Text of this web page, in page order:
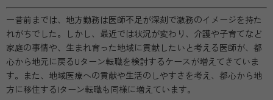
一昔前までは、地方勤務は医師不足が深刻で激務のイメージを持た
れがちでした。しかし、最近では状況が変わり、介護や子育てなど
家庭の事情や、生まれ育った地域に貢献したいと考える医師が、都
心から地元に戻るUターン転職を検討するケースが増えてきていま
す。また、地域医療への貢献や生活のしやすさを考え、都心から地
方に移住するIターン転職も同様に増えています。